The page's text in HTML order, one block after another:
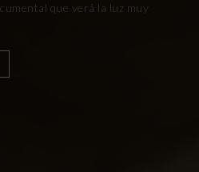
que verá la luz muy